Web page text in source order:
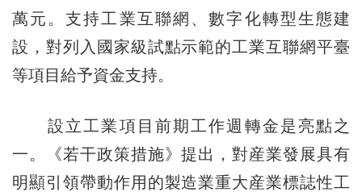
萬元。支持工業互聯網、數字化轉型生態建
設，對列入國家級試點示範的工業互聯網平臺
等項目給予資金支持。
設立工業項目前期工作週轉金是亮點之
一。《若干政策措施》提出，對産業發展具有
明顯引領帶動作用的製造業重大産業標誌性工